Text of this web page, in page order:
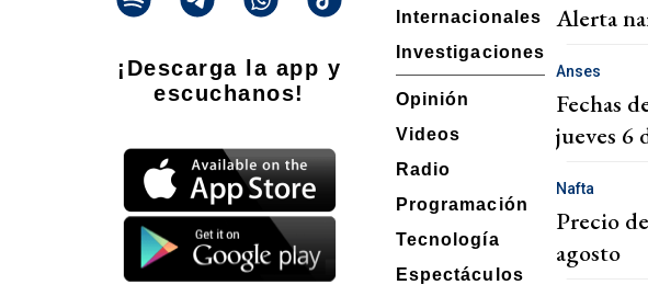
¡Descarga la app y
escuchanos!
Internacionales
Investigaciones
Opinión
Videos
Radio
Programación
Tecnología
Espectáculos
Alerta
Anses
Fechas
jueves 6
Nafta
Precio
agosto